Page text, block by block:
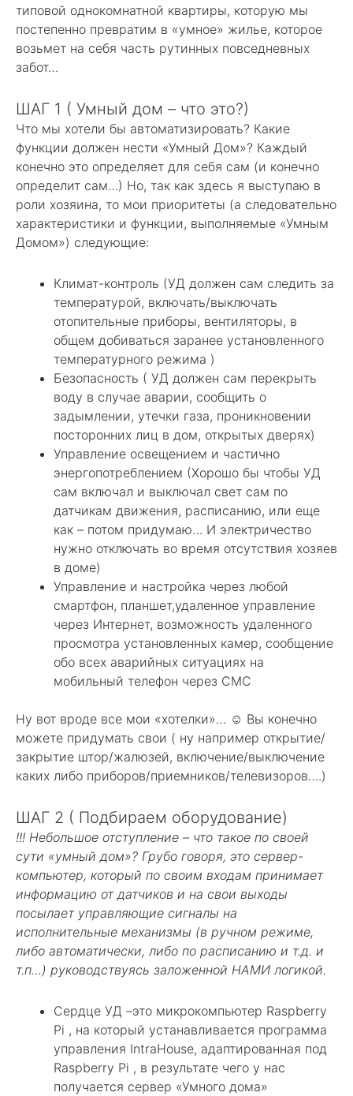
типовой однокомнатной квартиры, которую мы
постепенно превратим в «умное» жилье, которое
возьмет на себя часть рутинных повседневных
забот…
ШАГ 1 ( Умный дом – что это?)
Что мы хотели бы автоматизировать? Какие
функции должен нести «Умный Дом»? Каждый
конечно это определяет для себя сам (и конечно
определит сам…) Но, так как здесь я выступаю в
роли хозяина, то мои приоритеты (а следовательно
характеристики и функции, выполняемые «Умным
Домом») следующие:
Климат-контроль (УД должен сам следить за
температурой, включать/выключать
отопительные приборы, вентиляторы, в
общем добиваться заранее установленного
температурного режима )
Безопасность ( УД должен сам перекрыть
воду в случае аварии, сообщить о
задымлении, утечки газа, проникновении
посторонних лиц в дом, открытых дверях)
Управление освещением и частично
энергопотреблением (Хорошо бы чтобы УД
сам включал и выключал свет сам по
датчикам движения, расписанию, или еще
как – потом придумаю… И электричество
нужно отключать во время отсутствия хозяев
в доме)
Управление и настройка через любой
смартфон, планшет,удаленное управление
через Интернет, возможность удаленного
просмотра установленных камер, сообщение
обо всех аварийных ситуациях на
мобильный телефон через СМС
Ну вот вроде все мои «хотелки»… ☺ Вы конечно
можете придумать свои ( ну например открытие/
закрытие штор/жалюзей, включение/выключение
каких либо приборов/приемников/телевизоров….)
ШАГ 2 ( Подбираем оборудование)
!!! Небольшое отступление – что такое по своей
сути «умный дом»? Грубо говоря, это сервер-
компьютер, который по своим входам принимает
информацию от датчиков и на свои выходы
посылает управляющие сигналы на
исполнительные механизмы (в ручном режиме,
либо автоматически, либо по расписанию и т.д. и
т.п…) руководствуясь заложенной НАМИ логикой.
Сердце УД –это микрокомпьютер Raspberry
Pi , на который устанавливается программа
управления IntraHouse, адаптированная под
Raspberry Pi , в результате чего у нас
получается сервер «Умного дома»